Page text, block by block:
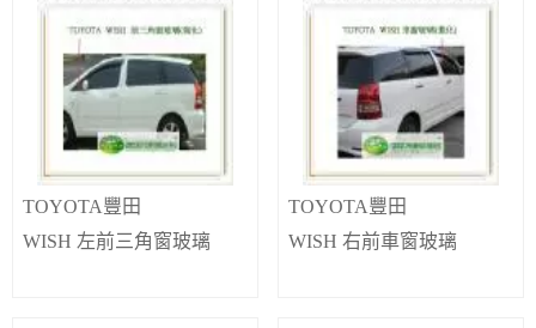
TOYOTA豐田
WISH 左前三角窗玻璃
TOYOTA豐田
WISH 右前車窗玻璃